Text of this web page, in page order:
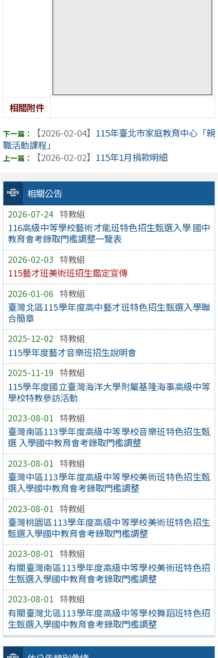
相關公告
2026-07-24 特教組
116高級中等學校藝術才能班特色招生甄選入學 國中
教育會考錄取門檻調整一覽表
2026-02-03 特教組
115藝才班美術班招生鑑定宣傳
2026-01-06 特教組
臺灣北區115學年度高中藝才班特色招生甄選入學聯
合簡章
2025-12-02 特教組
115學年度藝才音樂班招生說明會
2025-11-19 特教組
115學年度國立臺灣海洋大學附屬基隆海事高級中等
學校特教參訪活動
2023-08-01 特教組
臺灣南區113學年度高級中等學校音樂班特色招生甄
選 入學國中教育會考錄取門檻調整
2023-08-01 特教組
臺灣中區113學年度高級中等學校美術班特色招生甄
選入學國中教育會考錄取門檻調整
2023-08-01 特教組
臺灣桃園區113學年度高級中等學校美術班特色招生
甄選入學國中教育會考錄取門檻調整
2023-08-01 特教組
有關臺灣南區113學年度高級中等學校美術班特色招
生甄選入學國中教育會考錄取門檻調整
2023-08-01 特教組
有關臺灣北區113學年度高級中等學校舞蹈班特色招
生甄選入學國中教育會考錄取門檻調整
相關附件
【2026-02-04】 115年臺北市家庭教育中心「親
職活動課程」
【2026-02-02】 115年1月捐款明細